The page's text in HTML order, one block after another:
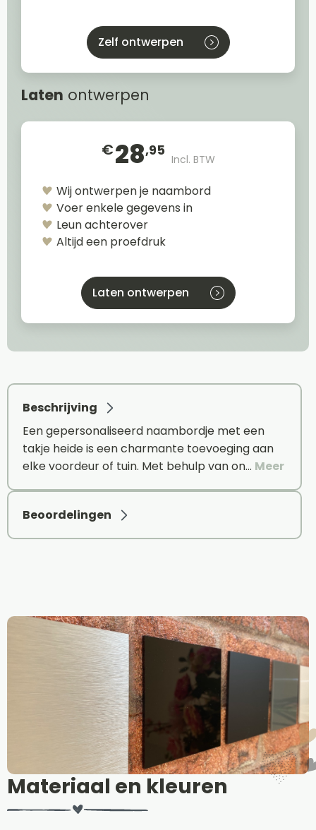
Zelf ontwerpen
Laten ontwerpen
€28,95
Incl. BTW
Wij ontwerpen je naambord
Voer enkele gegevens in
Leun achterover
Altijd een proefdruk
Laten ontwerpen
Beschrijving
Een gepersonaliseerd naambordje met een
takje heide is een charmante toevoeging aan
elke voordeur of tuin. Met behulp van on… Meer
Beoordelingen
Materiaal en kleuren